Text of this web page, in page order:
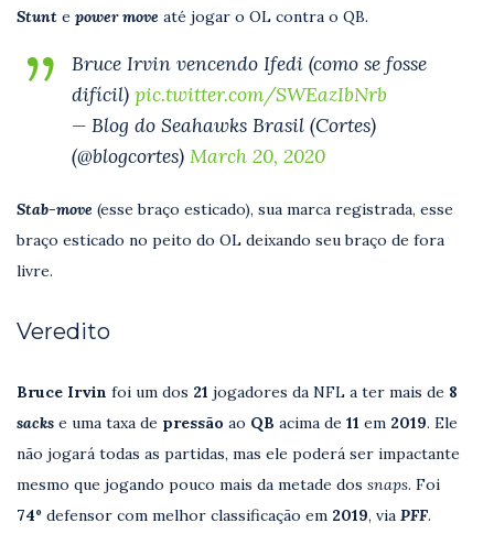
Stunt e power move até jogar o OL contra o QB.
Bruce Irvin vencendo Ifedi (como se fosse
difícil) pic.twitter.com/SWEazIbNrb
— Blog do Seahawks Brasil (Cortes)
(@blogcortes) March 20, 2020
Stab-move (esse braço esticado), sua marca registrada, esse
braço esticado no peito do OL deixando seu braço de fora
livre.
Veredito
Bruce Irvin foi um dos 21 jogadores da NFL a ter mais de 8
sacks e uma taxa de pressão ao QB acima de 11 em 2019. Ele
não jogará todas as partidas, mas ele poderá ser impactante
mesmo que jogando pouco mais da metade dos snaps. Foi
74º defensor com melhor classificação em 2019, via PFF.